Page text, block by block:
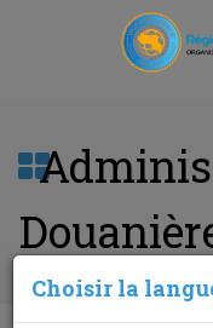
Choisir la